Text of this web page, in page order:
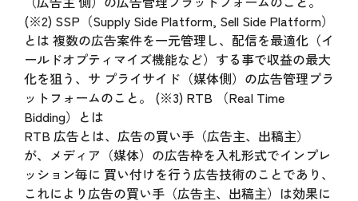
(※2) SSP（Supply Side Platform, Sell Side Platform）
とは 複数の広告案件を一元管理し、配信を最適化（イ
ールドオプティマイズ機能など）する事で収益の最大
化を狙う、サ プライサイド（媒体側）の広告管理プラ
ットフォームのこと。 (※3) RTB （Real Time
Bidding）とは
RTB 広告とは、広告の買い手（広告主、出稿主）
が、メディア（媒体）の広告枠を入札形式でインプレ
ッション毎に 買い付けを行う広告技術のことであり、
これにより広告の買い手（広告主、出稿主）は効果に